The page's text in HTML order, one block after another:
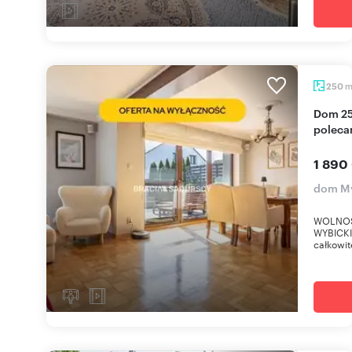
250 m
Dom 250 m² z sauną i jacuzzi w centrum Myślenic
1 890
dom